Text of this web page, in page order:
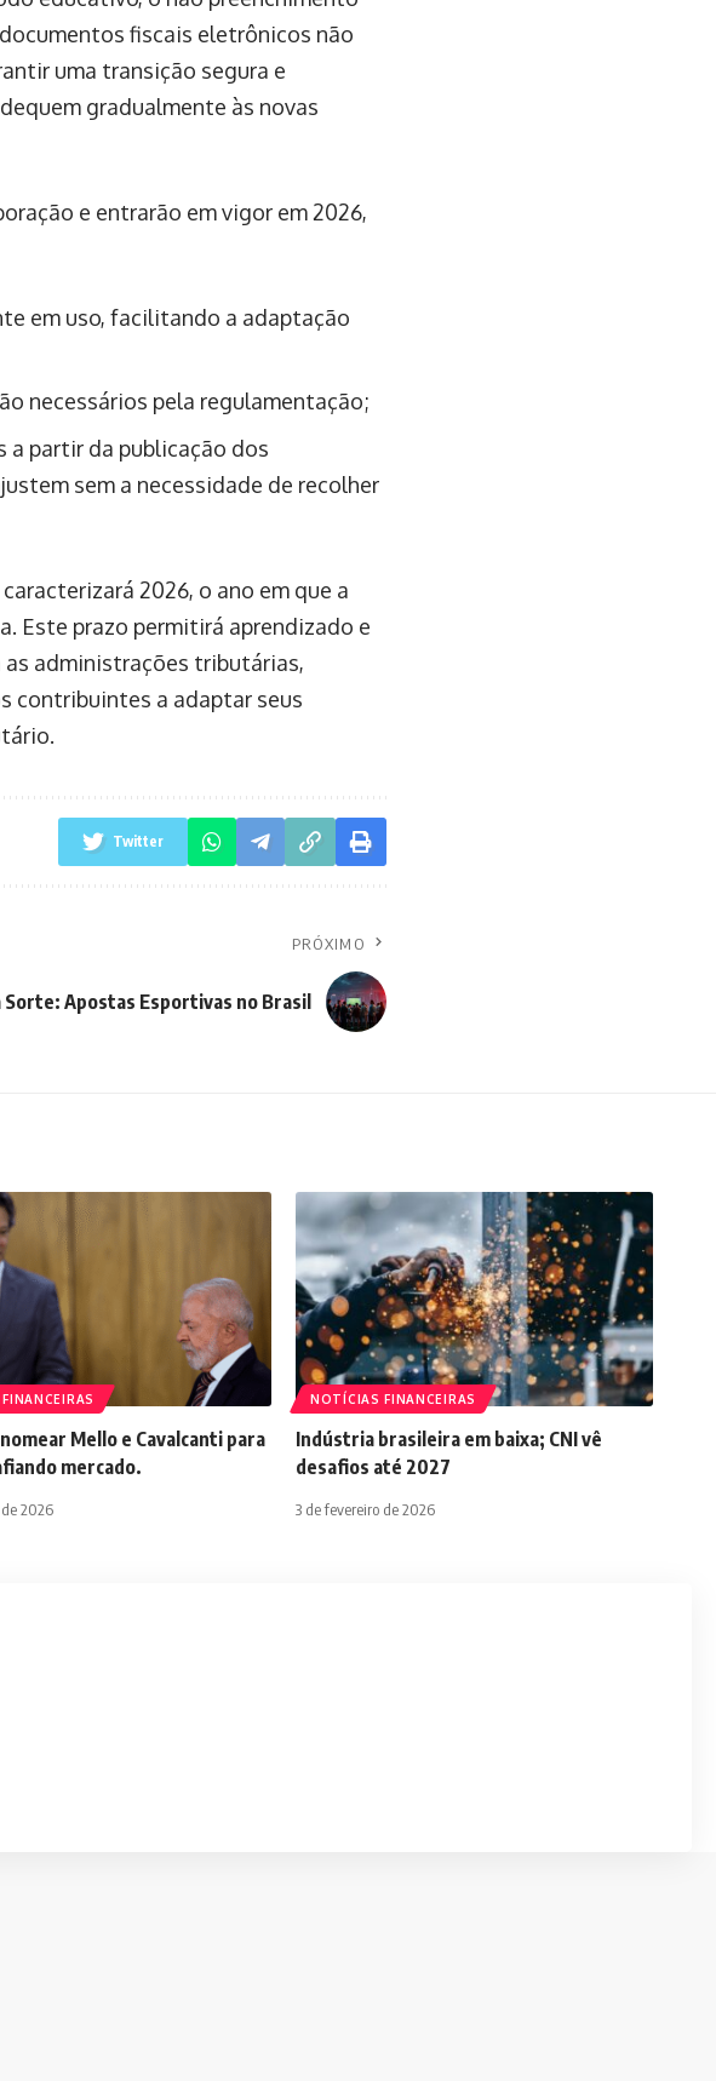
fiscais eletrônicos não
uma transição segura e
gradualmente às novas
e entrarão em vigor em 2026,
em uso, facilitando a adaptação
necessários pela regulamentação;
a partir da publicação dos
sem a necessidade de recolher
2026, o ano em que a
Este prazo permitirá aprendizado e
administrações tributárias,
contribuintes a adaptar seus
Twitter
PRÓXIMO
Sorte: Apostas Esportivas no Brasil
Mello e Cavalcanti para
mercado.
2026
NOTÍCIAS FINANCEIRAS
Indústria brasileira em baixa; CNI vê
desafios até 2027
3 de fevereiro de 2026